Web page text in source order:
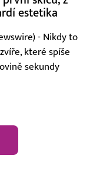
estetika
- Nikdy to
které spíše
sekundy